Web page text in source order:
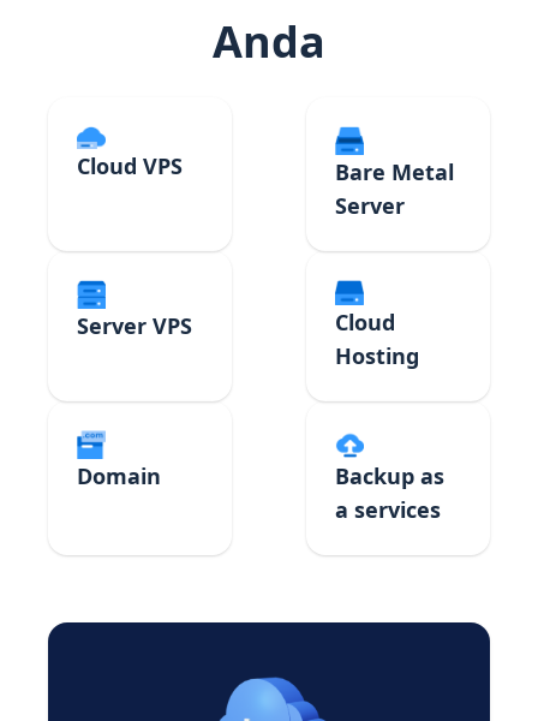
Anda
Cloud VPS
Bare Metal
Server
Server VPS
Cloud
Hosting
Domain
Backup as
a services